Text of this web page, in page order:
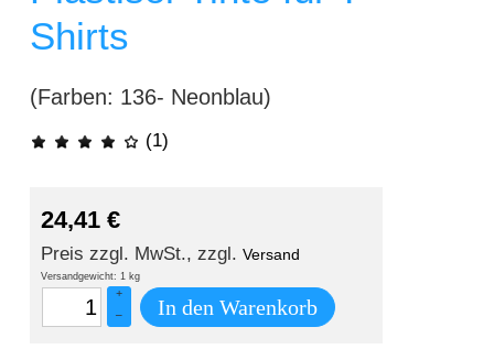
Shirts
(Farben: 136- Neonblau)
(1)
24,41 €
Preis zzgl. MwSt., zzgl.Versand
Versandgewicht: 1 kg
+
–
In den Warenkorb